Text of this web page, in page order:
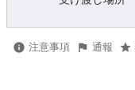
注意事項 通報